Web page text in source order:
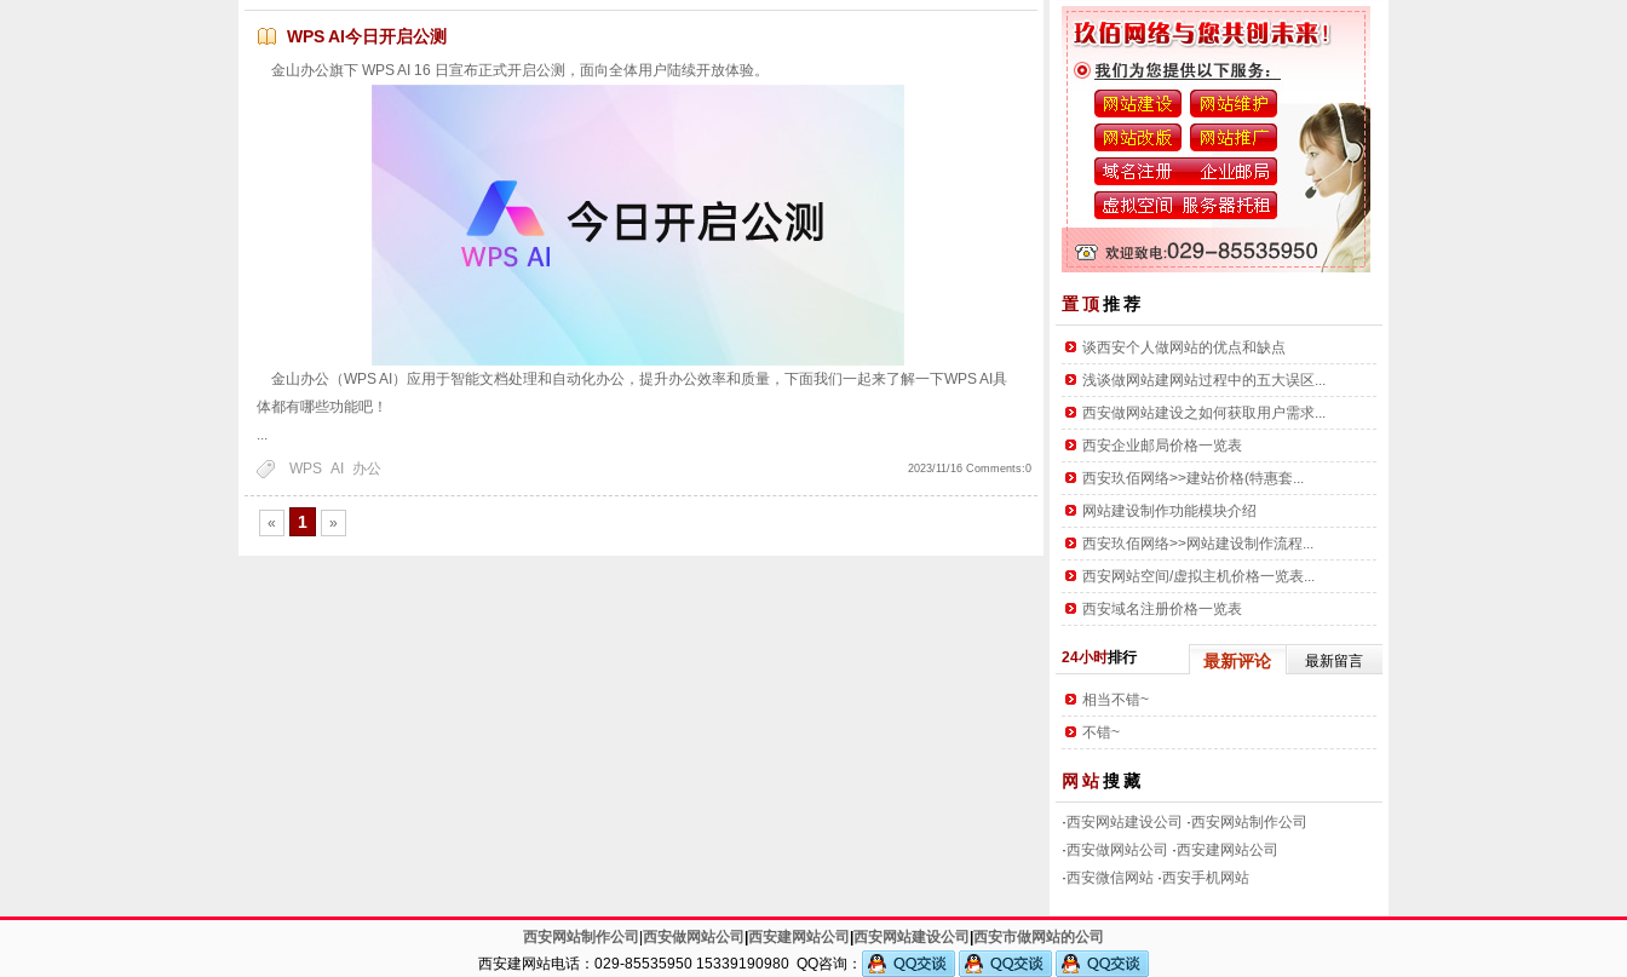
WPS AI今日开启公测
金山办公旗下 WPS AI 16 日宣布正式开启公测，面向全体用户陆续开放体验。
金山办公（WPS AI）应用于智能文档处理和自动化办公，提升办公效率和质量，下面我们一起来了解一下WPS AI具
体都有哪些功能吧！
...
2023/11/16 Comments:0
WPS AI 办公
« 1 »
置顶推荐
谈西安个人做网站的优点和缺点
浅谈做网站建网站过程中的五大误区...
西安做网站建设之如何获取用户需求...
西安企业邮局价格一览表
西安玖佰网络>>建站价格(特惠套...
网站建设制作功能模块介绍
西安玖佰网络>>网站建设制作流程...
西安网站空间/虚拟主机价格一览表...
西安域名注册价格一览表
24小时排行 最新评论 最新留言
相当不错~
不错~
网站搜藏
·西安网站建设公司 ·西安网站制作公司
·西安做网站公司 ·西安建网站公司
·西安微信网站 ·西安手机网站
西安网站制作公司 西安做网站公司 西安建网站公司 西安网站建设公司 西安市做网站的公司
西安建网站电话：029-85535950 15339190980 QQ咨询：